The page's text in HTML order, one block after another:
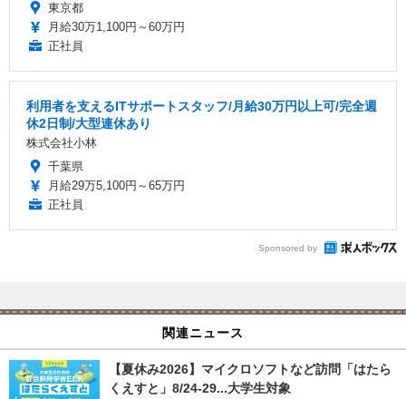
東京都
月給30万1,100円～60万円
正社員
利用者を支えるITサポートスタッフ/月給30万円以上可/完全週
休2日制/大型連休あり
株式会社小林
千葉県
月給29万5,100円～65万円
正社員
Sponsored by
関連ニュース
【夏休み2026】マイクロソフトなど訪問「はたら
くえすと」8/24-29...大学生対象